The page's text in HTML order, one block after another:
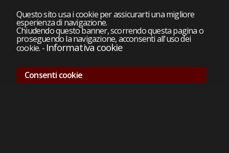
Questo sito usa i cookie per assicurarti una migliore
esperienza di navigazione.
Chiudendo questo banner, scorrendo questa pagina o
proseguendo la navigazione, acconsenti all'uso dei
cookie. - Informativa cookie
Consenti cookie